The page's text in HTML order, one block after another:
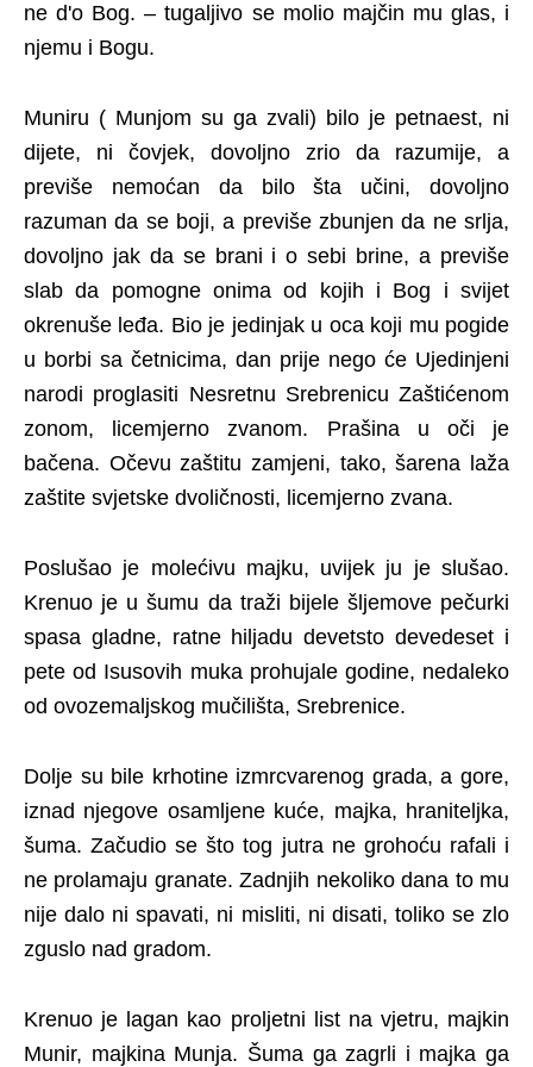
ne d'o Bog. – tugaljivo se molio majčin mu glas, i
njemu i Bogu.
Muniru ( Munjom su ga zvali) bilo je petnaest, ni
dijete, ni čovjek, dovoljno zrio da razumije, a
previše nemoćan da bilo šta učini, dovoljno
razuman da se boji, a previše zbunjen da ne srlja,
dovoljno jak da se brani i o sebi brine, a previše
slab da pomogne onima od kojih i Bog i svijet
okrenuše leđa. Bio je jedinjak u oca koji mu pogide
u borbi sa četnicima, dan prije nego će Ujedinjeni
narodi proglasiti Nesretnu Srebrenicu Zaštićenom
zonom, licemjerno zvanom. Prašina u oči je
bačena. Očevu zaštitu zamjeni, tako, šarena laža
zaštite svjetske dvoličnosti, licemjerno zvana.
Poslušao je molećivu majku, uvijek ju je slušao.
Krenuo je u šumu da traži bijele šljemove pečurki
spasa gladne, ratne hiljadu devetsto devedeset i
pete od Isusovih muka prohujale godine, nedaleko
od ovozemaljskog mučilišta, Srebrenice.
Dolje su bile krhotine izmrcvarenog grada, a gore,
iznad njegove osamljene kuće, majka, hraniteljka,
šuma. Začudio se što tog jutra ne grohoću rafali i
ne prolamaju granate. Zadnjih nekoliko dana to mu
nije dalo ni spavati, ni misliti, ni disati, toliko se zlo
zguslo nad gradom.
Krenuo je lagan kao proljetni list na vjetru, majkin
Munir, majkina Munja. Šuma ga zagrli i majka ga